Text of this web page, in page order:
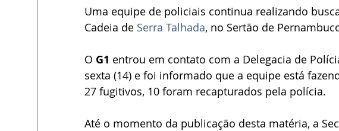
Uma equipe de policiais continua realizando
Cadeia de Serra Talhada, no Sertão de
O G1 entrou em contato com a Delegacia de
sexta (14) e foi informado que a equipe está
27 fugitivos, 10 foram recapturados pela polícia.
Até o momento da publicação desta matéria, a